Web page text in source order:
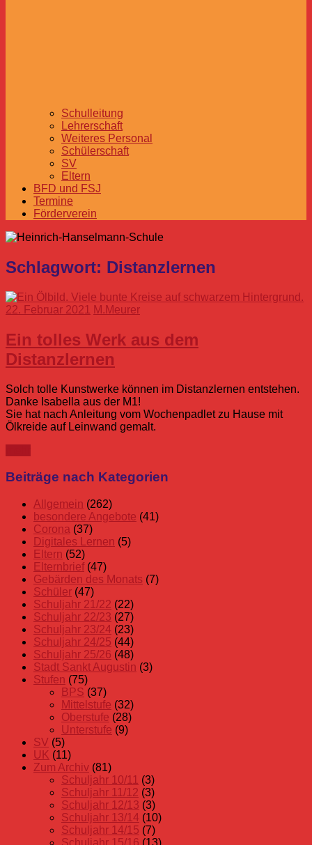
Schulleitung
Lehrerschaft
Weiteres Personal
Schülerschaft
SV
Eltern
BFD und FSJ
Termine
Förderverein
Schlagwort: Distanzlernen
22. Februar 2021 M.Meurer
Ein tolles Werk aus dem
Distanzlernen
Solch tolle Kunstwerke können im Distanzlernen entstehen.
Danke Isabella aus der M1!
Sie hat nach Anleitung vom Wochenpadlet zu Hause mit
Ölkreide auf Leinwand gemalt.
Beiträge nach Kategorien
Allgemein (262)
besondere Angebote (41)
Corona (37)
Digitales Lernen (5)
Eltern (52)
Elternbrief(47)
Gebärden des Monats (7)
Schüler (47)
Schuljahr 21/22 (22)
Schuljahr 22/23 (27)
Schuljahr 23/24 (23)
Schuljahr 24/25 (44)
Schuljahr 25/26 (48)
Stadt Sankt Augustin (3)
Stufen (75)
BPS (37)
Mittelstufe (32)
Oberstufe (28)
Unterstufe (9)
SV (5)
UK (11)
Zum Archiv (81)
Schuljahr 10/11 (3)
Schuljahr 11/12 (3)
Schuljahr 12/13 (3)
Schuljahr 13/14 (10)
Schuljahr 14/15 (7)
Schuljahr 15/16 (13)